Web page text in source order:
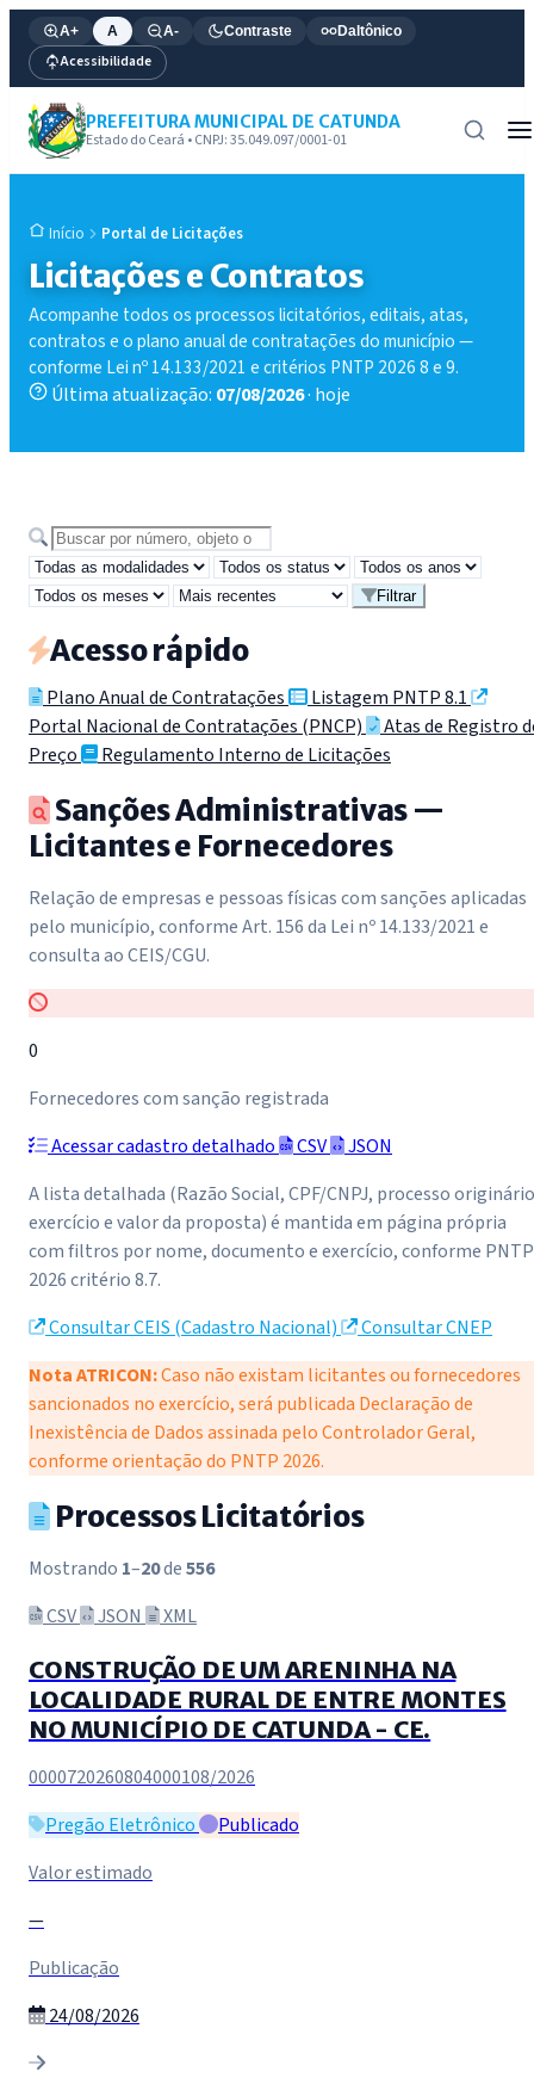
A+ A A- Contraste Daltônico
Acessibilidade
PREFEITURA MUNICIPAL DE CATUNDA
Estado do Ceará • CNPJ: 35.049.097/0001-01
Início Portal de Licitações
Licitações e Contratos
Acompanhe todos os processos licitatórios, editais, atas,
contratos e o plano anual de contratações do município —
conforme Lei nº 14.133/2021 e critérios PNTP 2026 8 e 9.
Última atualização: 07/08/2026· hoje
Buscar por número, objeto ou secretaria
Filtrar
Acesso rápido
Plano Anual de Contratações
Listagem PNTP 8.1
Portal Nacional de Contratações (PNCP)
Atas de Registro
Preço
Regulamento Interno de Licitações
Sanções Administrativas —
Licitantes e Fornecedores
Relação de empresas e pessoas físicas com sanções aplicadas
pelo município, conforme Art. 156 da Lei nº 14.133/2021 e
consulta ao CEIS/CGU.
0
Fornecedores com sanção registrada
Acessar cadastro detalhado
CSV
JSON
A lista detalhada (Razão Social, CPF/CNPJ, processo
exercício e valor da proposta) é mantida em página própria
com filtros por nome, documento e exercício, conforme PNTP
2026 critério 8.7.
Consultar CEIS (Cadastro Nacional)
Consultar CNEP
Nota ATRICON:Caso não existam licitantes ou fornecedores
sancionados no exercício, será publicada Declaração de
Inexistência de Dados assinada pelo Controlador Geral,
conforme orientação do PNTP 2026.
Processos Licitatórios
Mostrando 1–20de556
CSV
JSON XML
CONSTRUÇÃO DE UM ARENINHA NA
LOCALIDADE RURAL DE ENTRE MONTES
NO MUNICÍPIO DE CATUNDA - CE.
0000720260804000108/2026
Pregão Eletrônico
Publicado
Valor estimado
—
Publicação
24/08/2026